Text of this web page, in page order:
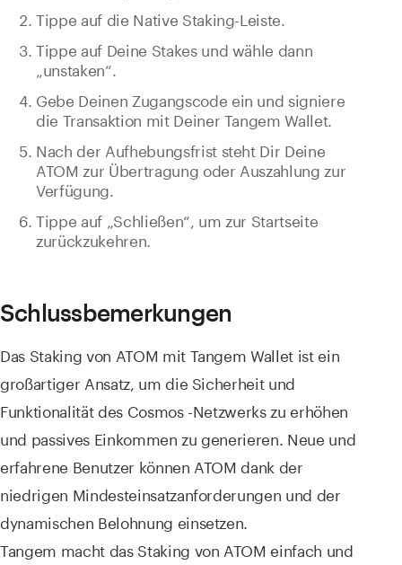
Tippe auf die Native Staking-Leiste.
Tippe auf Deine Stakes und wähle dann
„unstaken“.
Gebe Deinen Zugangscode ein und signiere
die Transaktion mit Deiner Tangem Wallet.
Nach der Aufhebungsfrist steht Dir Deine
ATOM zur Übertragung oder Auszahlung zur
Verfügung.
Tippe auf „Schließen“, um zur Startseite
zurückzukehren.
Schlussbemerkungen
Das Staking von ATOM mit Tangem Wallet ist ein
großartiger Ansatz, um die Sicherheit und
Funktionalität des Cosmos -Netzwerks zu erhöhen
und passives Einkommen zu generieren. Neue und
erfahrene Benutzer können ATOM dank der
niedrigen Mindesteinsatzanforderungen und der
dynamischen Belohnung einsetzen.
Tangem macht das Staking von ATOM einfach und